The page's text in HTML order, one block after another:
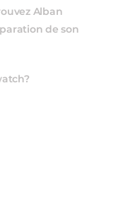
Alban
de son